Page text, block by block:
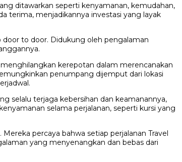
ditawarkan seperti kenyamanan, kemudahan,
terima, menjadikannya investasi yang layak
door to door. Didukung oleh pengalaman
kerepotan dalam merencanakan
penumpang dijemput dari lokasi
selalu terjaga kebersihan dan keamanannya,
selama perjalanan, seperti kursi yang
percaya bahwa setiap perjalanan Travel
yang menyenangkan dan bebas dari